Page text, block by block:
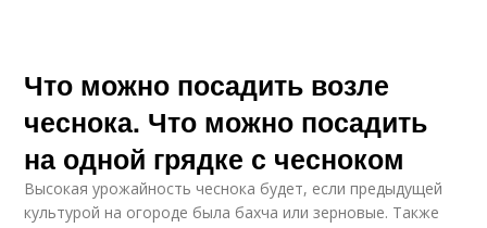
Что можно посадить возле
чеснока. Что можно посадить
на одной грядке с чесноком
Высокая урожайность чеснока будет, если предыдущей
культурой на огороде была бахча или зерновые. Также